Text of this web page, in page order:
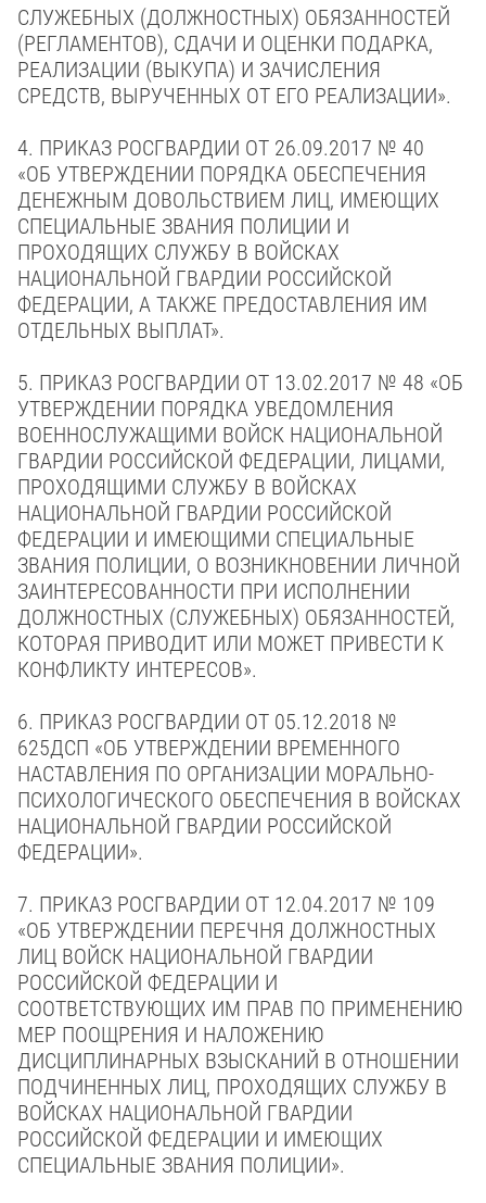
СЛУЖЕБНЫХ (ДОЛЖНОСТНЫХ) ОБЯЗАННОСТЕЙ
(РЕГЛАМЕНТОВ), СДАЧИ И ОЦЕНКИ ПОДАРКА,
РЕАЛИЗАЦИИ (ВЫКУПА) И ЗАЧИСЛЕНИЯ
СРЕДСТВ, ВЫРУЧЕННЫХ ОТ ЕГО РЕАЛИЗАЦИИ».
4. ПРИКАЗ РОСГВАРДИИ ОТ 26.09.2017 № 40
«ОБ УТВЕРЖДЕНИИ ПОРЯДКА ОБЕСПЕЧЕНИЯ
ДЕНЕЖНЫМ ДОВОЛЬСТВИЕМ ЛИЦ, ИМЕЮЩИХ
СПЕЦИАЛЬНЫЕ ЗВАНИЯ ПОЛИЦИИ И
ПРОХОДЯЩИХ СЛУЖБУ В ВОЙСКАХ
НАЦИОНАЛЬНОЙ ГВАРДИИ РОССИЙСКОЙ
ФЕДЕРАЦИИ, А ТАКЖЕ ПРЕДОСТАВЛЕНИЯ ИМ
ОТДЕЛЬНЫХ ВЫПЛАТ».
5. ПРИКАЗ РОСГВАРДИИ ОТ 13.02.2017 № 48 «ОБ
УТВЕРЖДЕНИИ ПОРЯДКА УВЕДОМЛЕНИЯ
ВОЕННОСЛУЖАЩИМИ ВОЙСК НАЦИОНАЛЬНОЙ
ГВАРДИИ РОССИЙСКОЙ ФЕДЕРАЦИИ, ЛИЦАМИ,
ПРОХОДЯЩИМИ СЛУЖБУ В ВОЙСКАХ
НАЦИОНАЛЬНОЙ ГВАРДИИ РОССИЙСКОЙ
ФЕДЕРАЦИИ И ИМЕЮЩИМИ СПЕЦИАЛЬНЫЕ
ЗВАНИЯ ПОЛИЦИИ, О ВОЗНИКНОВЕНИИ ЛИЧНОЙ
ЗАИНТЕРЕСОВАННОСТИ ПРИ ИСПОЛНЕНИИ
ДОЛЖНОСТНЫХ (СЛУЖЕБНЫХ) ОБЯЗАННОСТЕЙ,
КОТОРАЯ ПРИВОДИТ ИЛИ МОЖЕТ ПРИВЕСТИ К
КОНФЛИКТУ ИНТЕРЕСОВ».
6. ПРИКАЗ РОСГВАРДИИ ОТ 05.12.2018 №
625ДСП «ОБ УТВЕРЖДЕНИИ ВРЕМЕННОГО
НАСТАВЛЕНИЯ ПО ОРГАНИЗАЦИИ МОРАЛЬНО-
ПСИХОЛОГИЧЕСКОГО ОБЕСПЕЧЕНИЯ В ВОЙСКАХ
НАЦИОНАЛЬНОЙ ГВАРДИИ РОССИЙСКОЙ
ФЕДЕРАЦИИ».
7. ПРИКАЗ РОСГВАРДИИ ОТ 12.04.2017 № 109
«ОБ УТВЕРЖДЕНИИ ПЕРЕЧНЯ ДОЛЖНОСТНЫХ
ЛИЦ ВОЙСК НАЦИОНАЛЬНОЙ ГВАРДИИ
РОССИЙСКОЙ ФЕДЕРАЦИИ И
СООТВЕТСТВУЮЩИХ ИМ ПРАВ ПО ПРИМЕНЕНИЮ
МЕР ПООЩРЕНИЯ И НАЛОЖЕНИЮ
ДИСЦИПЛИНАРНЫХ ВЗЫСКАНИЙ В ОТНОШЕНИИ
ПОДЧИНЕННЫХ ЛИЦ, ПРОХОДЯЩИХ СЛУЖБУ В
ВОЙСКАХ НАЦИОНАЛЬНОЙ ГВАРДИИ
РОССИЙСКОЙ ФЕДЕРАЦИИ И ИМЕЮЩИХ
СПЕЦИАЛЬНЫЕ ЗВАНИЯ ПОЛИЦИИ».